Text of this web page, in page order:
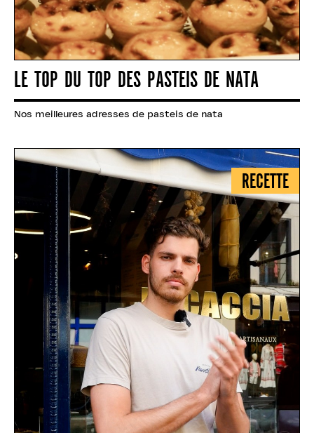
LE TOP DU TOP DES PASTEIS DE NATA
Nos meilleures adresses de pasteis de nata
RECETTE